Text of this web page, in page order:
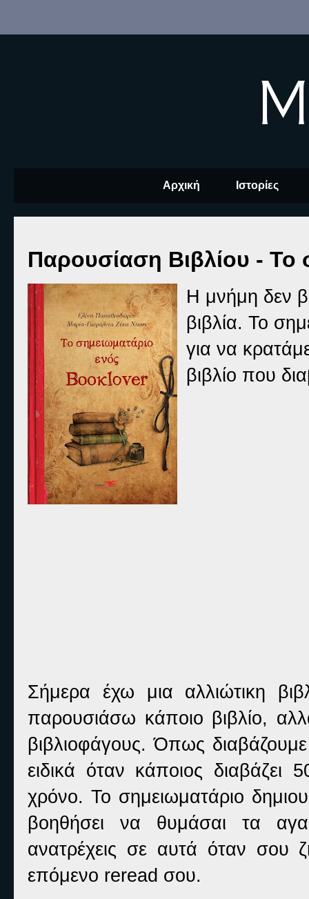
Αρχική Ιστορίες
Παρουσίαση Βιβλίου - Το
Η μνήμη δεν
βιβλία. Το
για να
βιβλίο που
Σήμερα έχω μια αλλιώτικη
παρουσιάσω κάποιο βιβλίο,
βιβλιοφάγους. Όπως
ειδικά όταν κάποιος
χρόνο. Το σημειωματάριο
βοηθήσει να θυμάσαι τα
ανατρέχεις σε αυτά όταν σου
επόμενο reread σου.